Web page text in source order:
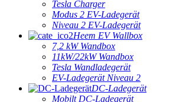
Tesla Charger
Modus 2 EV-Ladegerät
Niveau 2 EV-Ladegerät
Heem EV Wallbox
7,2 kW Wandbox
11kW/22kW Wandbox
Tesla Wandladegerät
EV-Ladegerät Niveau 2
DC-Ladegerät
Mobilt DC-Ladegerät